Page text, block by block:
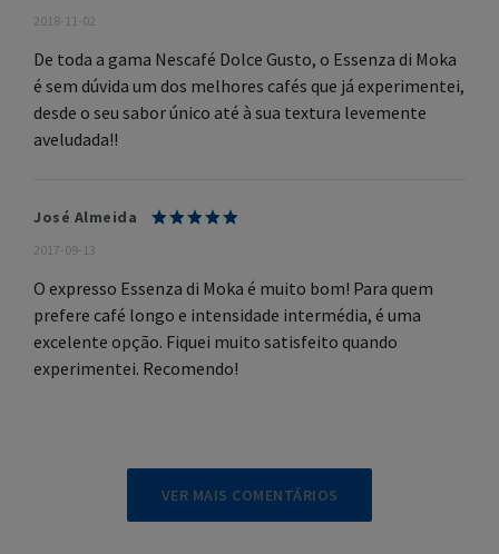
2018-11-02
De toda a gama Nescafé Dolce Gusto, o Essenza di Moka
é sem dúvida um dos melhores cafés que já experimentei,
desde o seu sabor único até à sua textura levemente
aveludada!!
José Almeida
2017-09-13
O expresso Essenza di Moka é muito bom! Para quem
prefere café longo e intensidade intermédia, é uma
excelente opção. Fiquei muito satisfeito quando
experimentei. Recomendo!
VER MAIS COMENTÁRIOS